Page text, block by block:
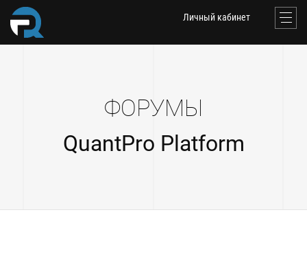
Личный кабинет
ФОРУМЫ
QuantPro Platform